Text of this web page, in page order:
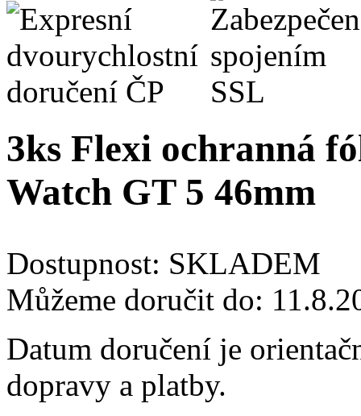
3ks Flexi ochranná
Watch GT 5 46mm
Dostupnost: SKLADEM
Můžeme doručit do:
Datum doručení je
dopravy a platby.